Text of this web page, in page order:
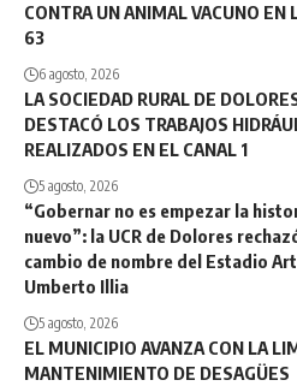
CONTRA UN ANIMAL VACUNO EN
63
6 agosto, 2026
LA SOCIEDAD RURAL DE
DESTACÓ LOS TRABAJOS
REALIZADOS EN EL CANAL 1
5 agosto, 2026
“Gobernar no es empezar la
nuevo”: la UCR de Dolores
cambio de nombre del Estadio
Umberto Illia
5 agosto, 2026
EL MUNICIPIO AVANZA CON LA
MANTENIMIENTO DE DESAGÜES